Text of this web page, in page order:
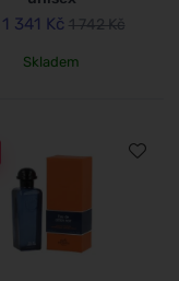
1 341 Kč 1 742 Kč
Skladem